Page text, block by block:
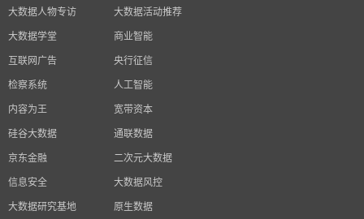
大数据人物专访 大数据活动推荐
大数据学堂 商业智能
互联网广告 央行征信
检察系统 人工智能
内容为王 宽带资本
硅谷大数据 通联数据
京东金融 二次元大数据
信息安全 大数据风控
大数据研究基地 原生数据